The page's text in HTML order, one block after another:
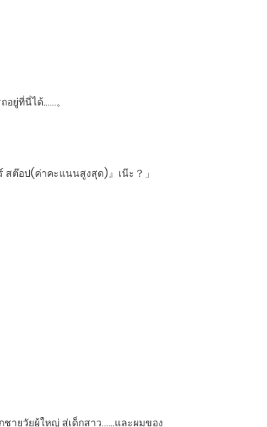
ยู่ที่นี่ได้……。
ต๊อป(ค่าคะแนนสูงสุด)』เน๊ะ？」
ายวัยผู้ใหญ่ สู่เด็กสาว……และผมของ